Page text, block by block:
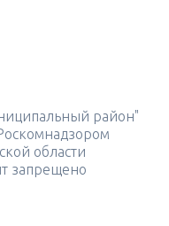
район"
области
запрещено